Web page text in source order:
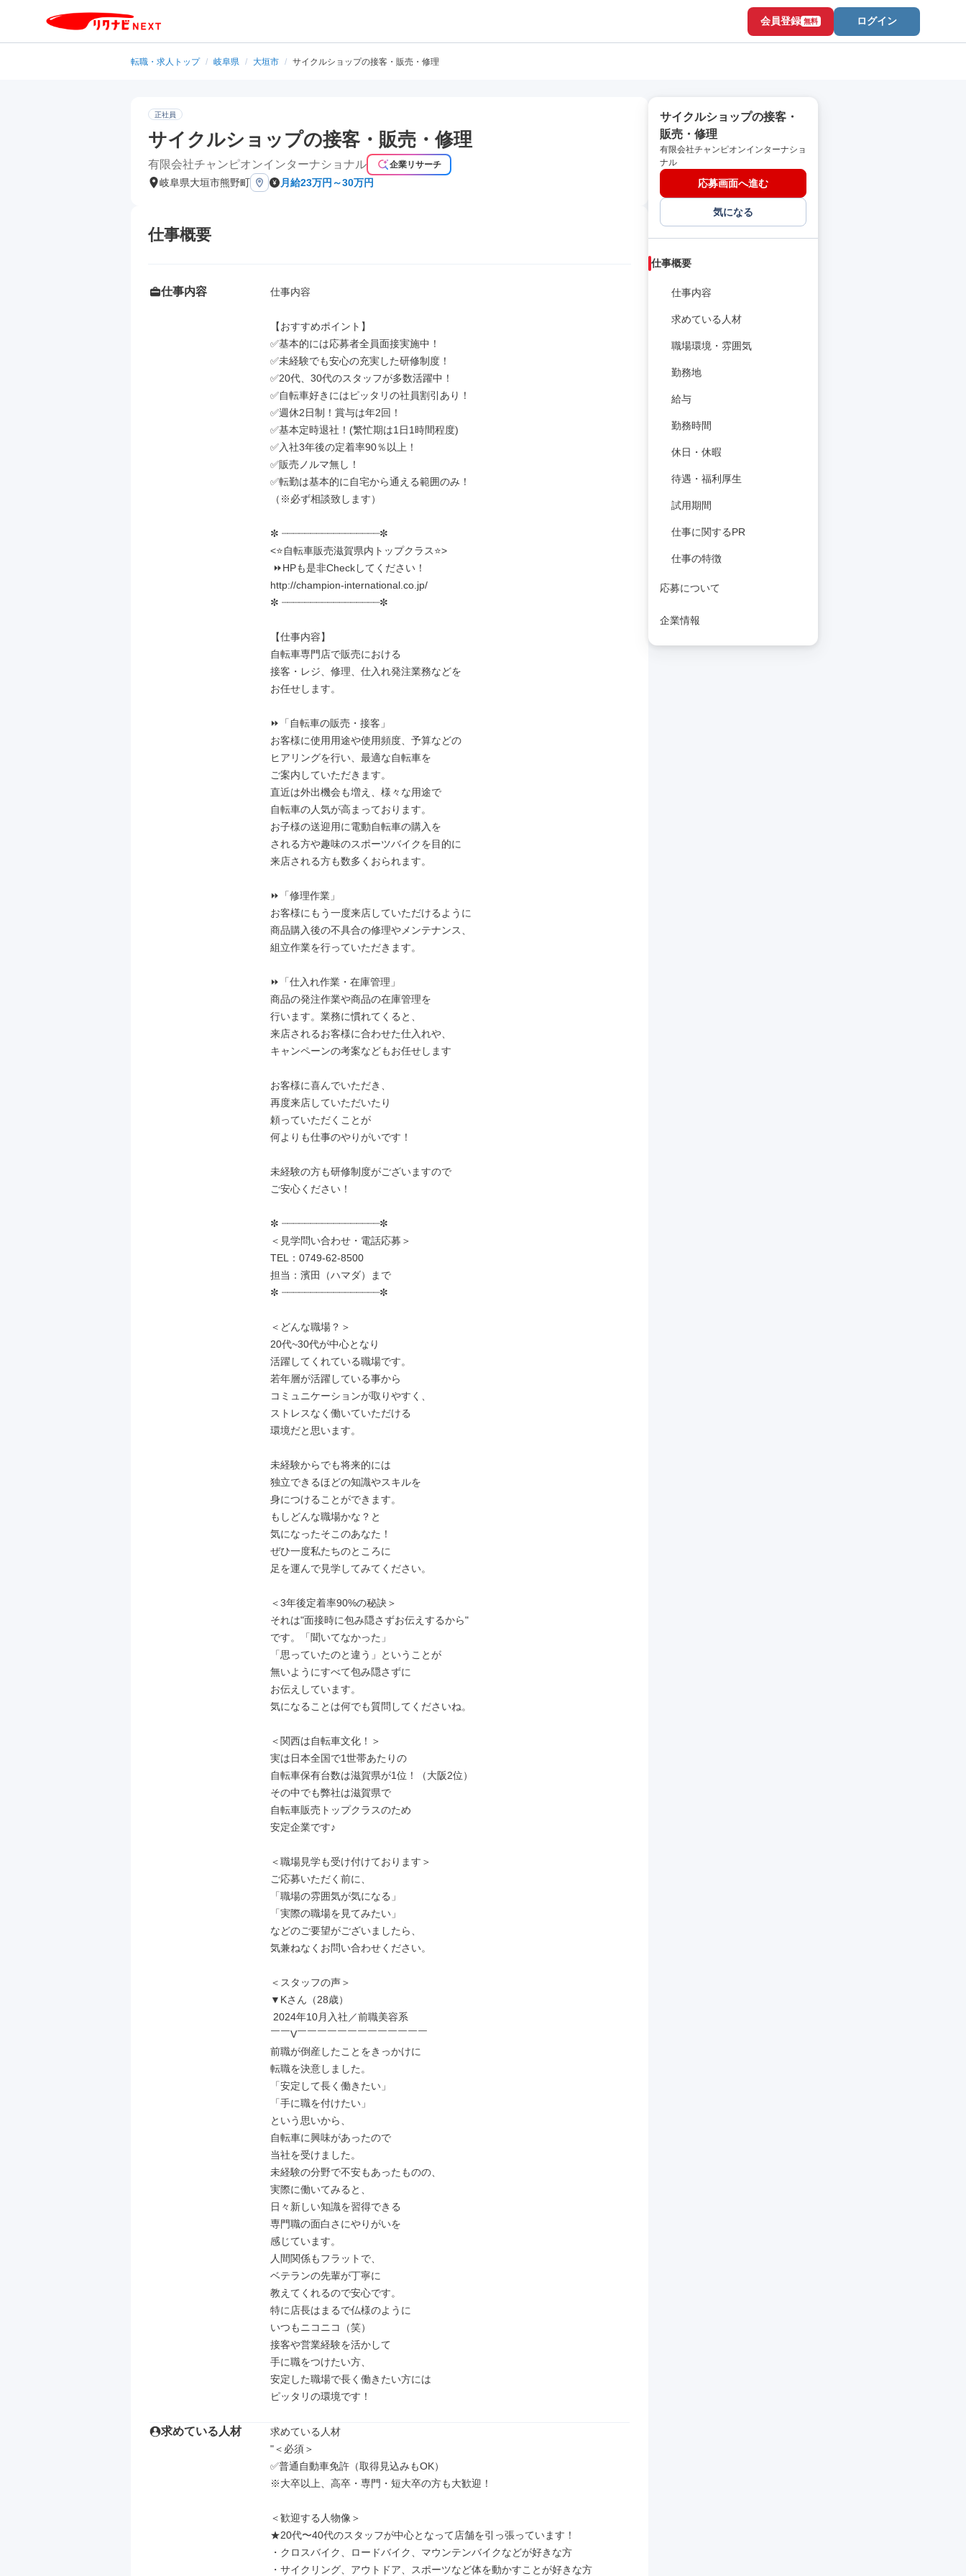
会員登録 無料 ログイン
転職・求人トップ / 岐阜県 / 大垣市 / サイクルショップの接客・販売・修理
正社員
サイクルショップの接客・販売・修理
有限会社チャンピオンインターナショナル 企業リサーチ
岐阜県大垣市熊野町 月給23万円～30万円
仕事概要
仕事内容 仕事内容
【おすすめポイント】
✅基本的には応募者全員面接実施中！
✅未経験でも安心の充実した研修制度！
✅20代、30代のスタッフが多数活躍中！
✅自転車好きにはピッタリの社員割引あり！
✅週休2日制！賞与は年2回！
✅基本定時退社！(繁忙期は1日1時間程度)
✅入社3年後の定着率90％以上！
✅販売ノルマ無し！
✅転勤は基本的に自宅から通える範囲のみ！
（※必ず相談致します）
✼ ┈┈┈┈┈┈┈┈┈┈┈┈┈┈┈┈┈✼
<⭐自転車販売滋賀県内トップクラス⭐>
http://champion-international.co.jp/
✼ ┈┈┈┈┈┈┈┈┈┈┈┈┈┈┈┈┈✼
【仕事内容】
自転車専門店で販売における
接客・レジ、修理、仕入れ発注業務などを
お任せします。
⏩「自転車の販売・接客」
お客様に使用用途や使用頻度、予算などの
ヒアリングを行い、最適な自転車を
ご案内していただきます。
直近は外出機会も増え、様々な用途で
自転車の人気が高まっております。
お子様の送迎用に電動自転車の購入を
される方や趣味のスポーツバイクを目的に
来店される方も数多くおられます。
⏩「修理作業」
お客様にもう一度来店していただけるように
商品購入後の不具合の修理やメンテナンス、
組立作業を行っていただきます。
⏩「仕入れ作業・在庫管理」
商品の発注作業や商品の在庫管理を
行います。業務に慣れてくると、
来店されるお客様に合わせた仕入れや、
キャンペーンの考案などもお任せします
お客様に喜んでいただき、
再度来店していただいたり
頼っていただくことが
何よりも仕事のやりがいです！
未経験の方も研修制度がございますので
ご安心ください！
✼ ┈┈┈┈┈┈┈┈┈┈┈┈┈┈┈┈┈✼
＜見学問い合わせ・電話応募＞
TEL：0749-62-8500
担当：濱田（ハマダ）まで
✼ ┈┈┈┈┈┈┈┈┈┈┈┈┈┈┈┈┈✼
＜どんな職場？＞
20代~30代が中心となり
活躍してくれている職場です。
若年層が活躍している事から
コミュニケーションが取りやすく、
ストレスなく働いていただける
環境だと思います。
未経験からでも将来的には
独立できるほどの知識やスキルを
身につけることができます。
もしどんな職場かな？と
気になったそこのあなた！
ぜひ一度私たちのところに
足を運んで見学してみてください。
＜3年後定着率90%の秘訣＞
それは"面接時に包み隠さずお伝えするから"
です。「聞いてなかった」
「思っていたのと違う」ということが
無いようにすべて包み隠さずに
お伝えしています。
気になることは何でも質問してくださいね。
＜関西は自転車文化！＞
実は日本全国で1世帯あたりの
自転車保有台数は滋賀県が1位！（大阪2位）
その中でも弊社は滋賀県で
自転車販売トップクラスのため
安定企業です♪
＜職場見学も受け付けております＞
ご応募いただく前に、
「職場の雰囲気が気になる」
「実際の職場を見てみたい」
などのご要望がございましたら、
気兼ねなくお問い合わせください。
＜スタッフの声＞
▼Kさん（28歳）
￣￣V￣￣￣￣￣￣￣￣￣￣￣￣￣
前職が倒産したことをきっかけに
転職を決意しました。
「安定して長く働きたい」
「手に職を付けたい」
という思いから、
自転車に興味があったので
当社を受けました。
未経験の分野で不安もあったものの、
実際に働いてみると、
日々新しい知識を習得できる
専門職の面白さにやりがいを
感じています。
人間関係もフラットで、
ベテランの先輩が丁寧に
教えてくれるので安心です。
特に店長はまるで仏様のように
いつもニコニコ（笑）
接客や営業経験を活かして
手に職をつけたい方、
安定した職場で長く働きたい方には
ピッタリの環境です！
求めている人材
求めている人材
"＜必須＞
✅普通自動車免許（取得見込みもOK）
※大卒以上、高卒・専門・短大卒の方も大歓迎！
＜歓迎する人物像＞
★20代〜40代のスタッフが中心となって店舗を引っ張っています！
・クロスバイク、ロードバイク、マウンテンバイクなどが好きな方
・サイクリング、アウトドア、スポーツなど体を動かすことが好きな方
サイクルショップの接客・
販売・修理
有限会社チャンピオンインターナショ
ナル
応募画面へ進む
気になる
仕事概要
仕事内容
求めている人材
職場環境・雰囲気
勤務地
給与
勤務時間
休日・休暇
待遇・福利厚生
試用期間
仕事に関するPR
仕事の特徴
応募について
企業情報